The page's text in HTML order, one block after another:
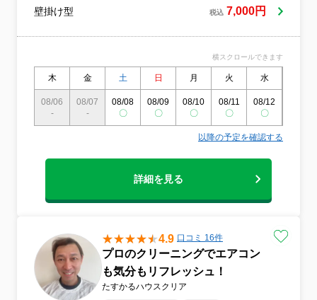
るご家庭もご安心してお任せいただけるよ
う、身体と環境にやさしいエコ洗剤を使用
ーフォローまで責任を持って対応いたしま
す。ぜひ当店をお選びいただければ幸いで
壁掛け型 税込 7,000円
横スクロールできます
木 金 土 日 月 火 水
08/06
-
08/07
-
08/08
〇
08/09
〇
08/10
〇
08/11
〇
08/12
〇
以降の予定を確認する
詳細を見る
4.9 口コミ 16件
プロのクリーニングでエアコン
も気分もリフレッシュ！
たすかるハウスクリア